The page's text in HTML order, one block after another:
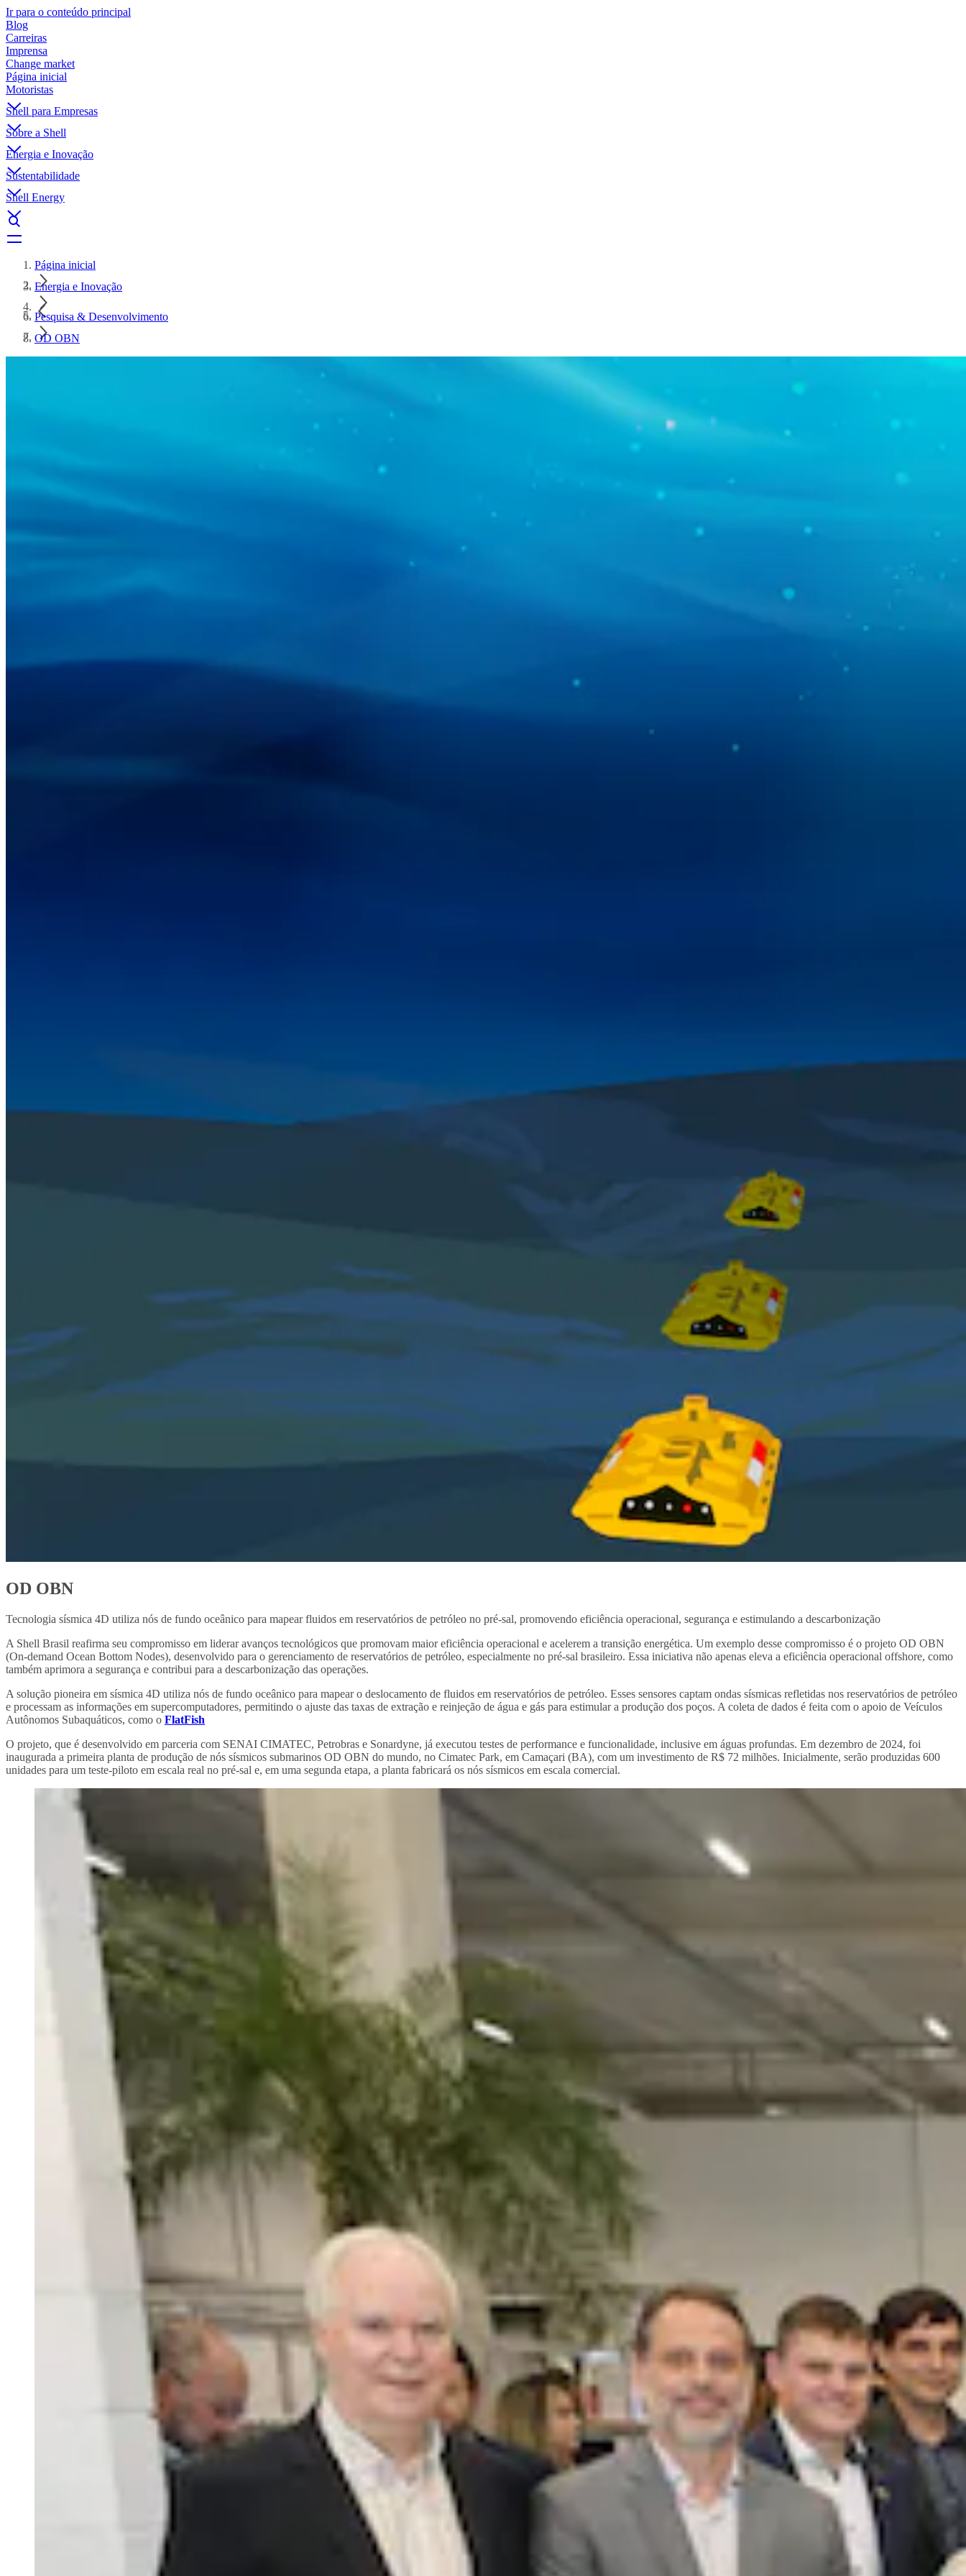
Ir para o conteúdo principal
Blog
Carreiras
Imprensa
Change market
Página inicial
Motoristas
Shell para Empresas
Sobre a Shell
Energia e Inovação
Sustentabilidade
Shell Energy
Página inicial
Energia e Inovação
Pesquisa & Desenvolvimento
OD OBN
OD OBN
Tecnologia sísmica 4D utiliza nós de fundo oceânico para mapear fluidos em reservatórios de petróleo no pré-sal, promovendo eficiência operacional, segurança e estimulando a descarbonização
A Shell Brasil reafirma seu compromisso em liderar avanços tecnológicos que promovam maior eficiência operacional e acelerem a transição energética. Um exemplo desse compromisso é o projeto OD OBN
(On-demand Ocean Bottom Nodes), desenvolvido para o gerenciamento de reservatórios de petróleo, especialmente no pré-sal brasileiro. Essa iniciativa não apenas eleva a eficiência operacional offshore, como
também aprimora a segurança e contribui para a descarbonização das operações.
A solução pioneira em sísmica 4D utiliza nós de fundo oceânico para mapear o deslocamento de fluidos em reservatórios de petróleo. Esses sensores captam ondas sísmicas refletidas nos reservatórios de petróleo
e processam as informações em supercomputadores, permitindo o ajuste das taxas de extração e reinjeção de água e gás para estimular a produção dos poços. A coleta de dados é feita com o apoio de Veículos
Autônomos Subaquáticos, como o FlatFish
O projeto, que é desenvolvido em parceria com SENAI CIMATEC, Petrobras e Sonardyne, já executou testes de performance e funcionalidade, inclusive em águas profundas. Em dezembro de 2024, foi
inaugurada a primeira planta de produção de nós sísmicos submarinos OD OBN do mundo, no Cimatec Park, em Camaçari (BA), com um investimento de R$ 72 milhões. Inicialmente, serão produzidas 600
unidades para um teste-piloto em escala real no pré-sal e, em uma segunda etapa, a planta fabricará os nós sísmicos em escala comercial.